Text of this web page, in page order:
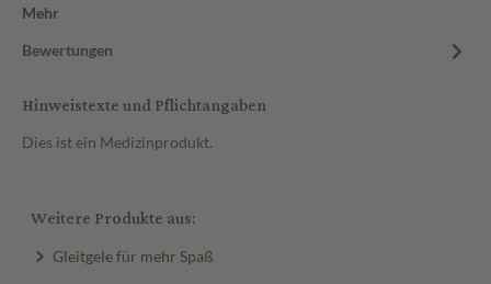
Mehr
Bewertungen
Hinweistexte und Pflichtangaben
Dies ist ein Medizinprodukt.
Weitere Produkte aus:
Gleitgele für mehr Spaß